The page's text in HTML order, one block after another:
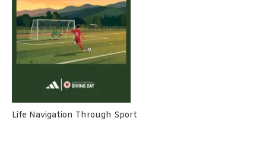
Life Navigation Through Sport